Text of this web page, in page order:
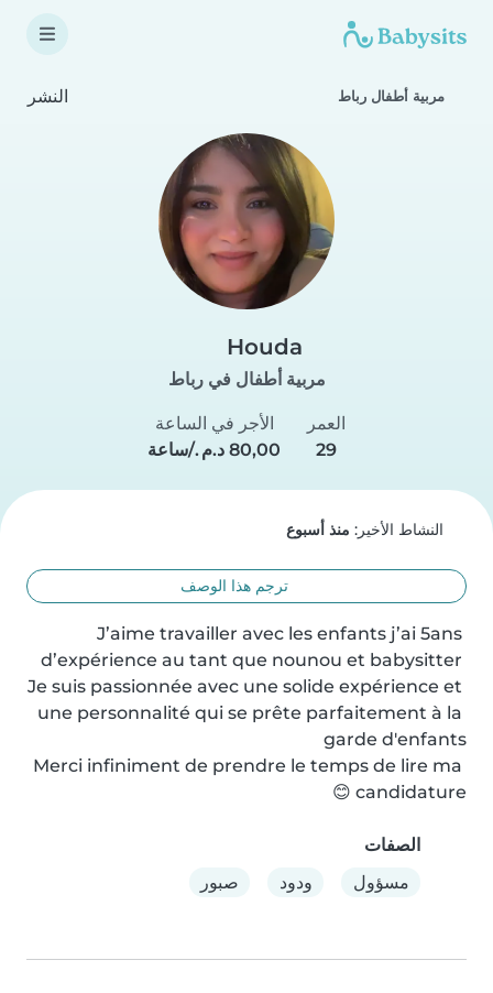
مربية أطفال رباط النشر
Houda
مربية أطفال في رباط
العمر
29
الأجر في الساعة
النشاط الأخير: منذ أسبوع
ترجم هذا الوصف
J’aime travailler avec les enfants j’ai 5ans
d’expérience au tant que nounou et babysitter
Je suis passionnée avec une solide expérience et
une personnalité qui se prête parfaitement à la
Merci infiniment de prendre le temps de lire ma
candidature 😊
الصفات
مسؤول
ودود صبور